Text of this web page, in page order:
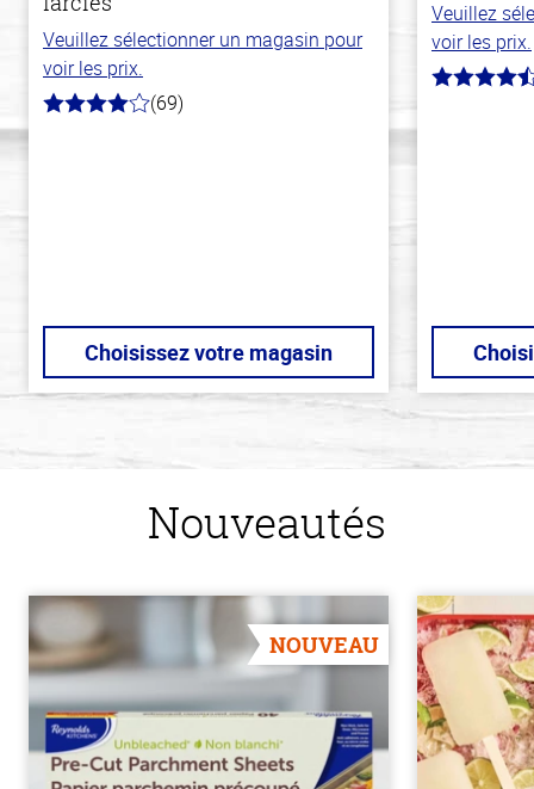
Veuillez sélectionner un magasin pour
voir les prix.
4.0
(69)
Choisissez votre magasin
Veuillez
voir les prix.
4.1
Nouveautés
NOUVEAU